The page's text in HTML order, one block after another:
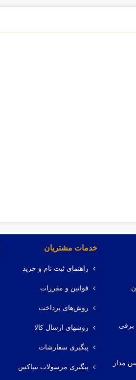
برقی
مدار
خدمات مشتریان
راهنمای ثبت نام و خرید
قوانین و مقررات
روش‌های پرداخت
روشهای ارسال کالا
پیگیری سفارشات
پیگیری مرسولات تیپاکس